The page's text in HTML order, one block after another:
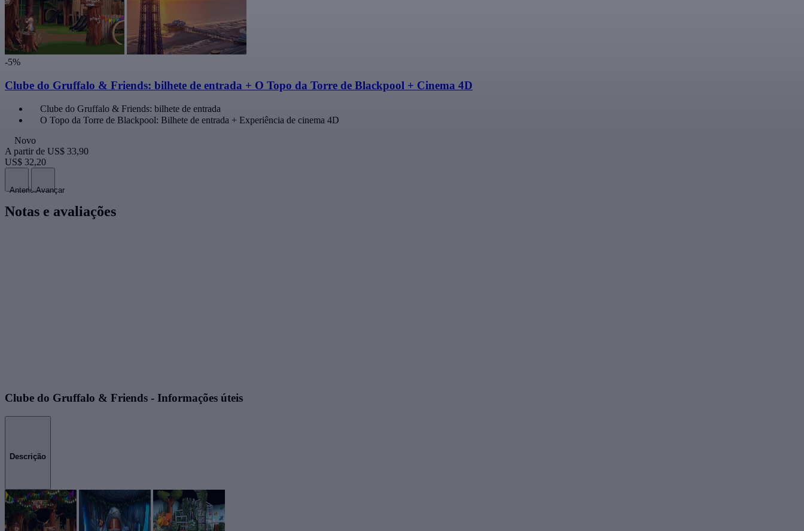
-5%
Clube do Gruffalo & Friends: bilhete de entrada + O Topo da Torre de Blackpool + Cinema 4D
Clube do Gruffalo & Friends: bilhete de entrada
O Topo da Torre de Blackpool: Bilhete de entrada + Experiência de cinema 4D
Novo
A partir de US$ 33,90
US$ 32,20
AnteriorAvançar
Notas e avaliações
Clube do Gruffalo & Friends - Informações úteis
Descrição